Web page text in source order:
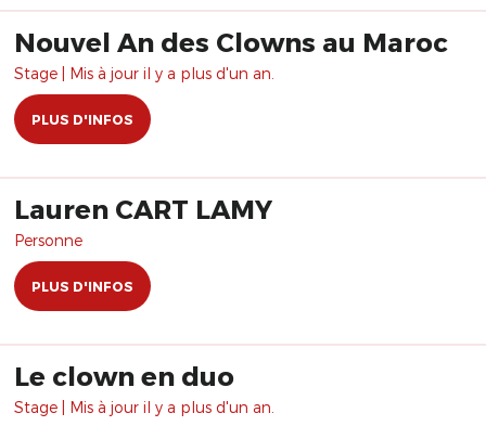
Nouvel An des Clowns au Maroc
Stage | Mis à jour il y a plus d'un an.
PLUS D'INFOS
Lauren CART LAMY
Personne
PLUS D'INFOS
Le clown en duo
Stage | Mis à jour il y a plus d'un an.